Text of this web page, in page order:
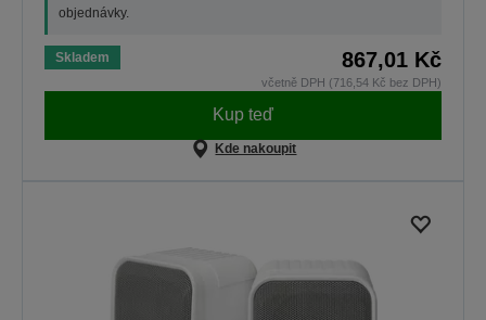
objednávky.
Skladem 867,01 Kč
včetně DPH (716,54 Kč bez DPH)
Kup teď
Kde nakoupit